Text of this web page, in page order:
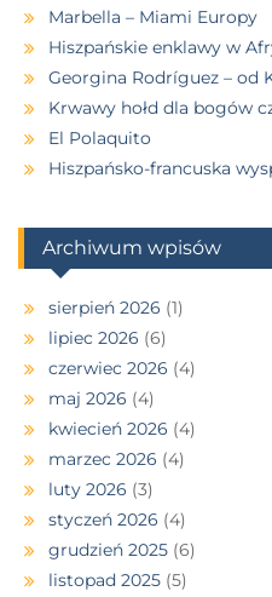
Marbella – Miami Europy
Hiszpańskie enklawy w
Georgina Rodríguez – od
Krwawy hołd dla bogów
El Polaquito
Hiszpańsko-francuska
Archiwum wpisów
sierpień 2026 (1)
lipiec 2026 (6)
czerwiec 2026 (4)
maj 2026 (4)
kwiecień 2026 (4)
marzec 2026 (4)
luty 2026 (3)
styczeń 2026 (4)
grudzień 2025 (6)
listopad 2025 (5)